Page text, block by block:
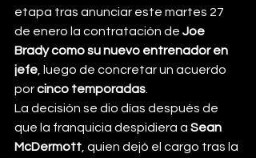
etapa tras anunciar este martes 27
de enero la contratación de Joe
Brady como su nuevo entrenador en
jefe , luego de concretar un acuerdo
por cinco temporadas
La decisión se dio días después de
que la franquicia despidiera a Sean
McDermott , quien dejó el cargo tras la